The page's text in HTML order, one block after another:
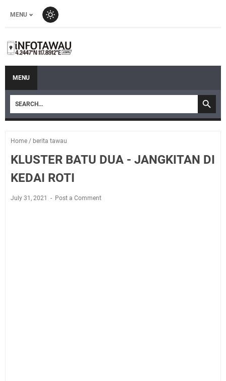
MENU
MENU
Home / berita tawau
KLUSTER BATU DUA - JANGKITAN DI
KEDAI ROTI
July 31, 2021 Post a Comment